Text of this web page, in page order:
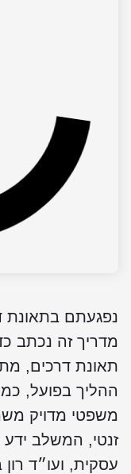
בתאונת
זה נכתב
דרכים, מתי
בפועל, כמה
מדויק
המשלב ידע
ועו״ד רון